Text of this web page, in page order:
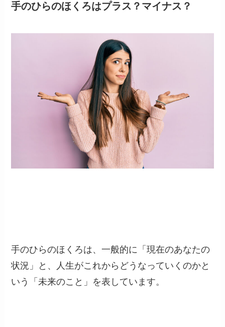
手のひらのほくろはプラス？マイナス？
手のひらのほくろは、一般的に「現在のあなたの
状況」と、人生がこれからどうなっていくのかと
いう「未来のこと」を表しています。